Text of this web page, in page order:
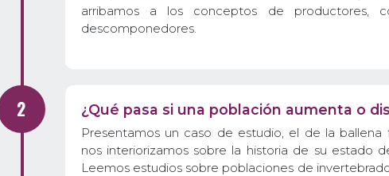
arribamos a los conceptos de productores,
descomponedores.
¿Qué pasa si una población aumenta o
Presentamos un caso de estudio, el de la ballena
nos interiorizamos sobre la historia de su estado
Leemos estudios sobre poblaciones de